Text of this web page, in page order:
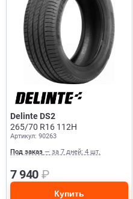
Delinte DS2
265/70 R16 112H
Артикул: 90263
Под заказ — за 7 дней: 4 шт.
7 940 ₽
Купить